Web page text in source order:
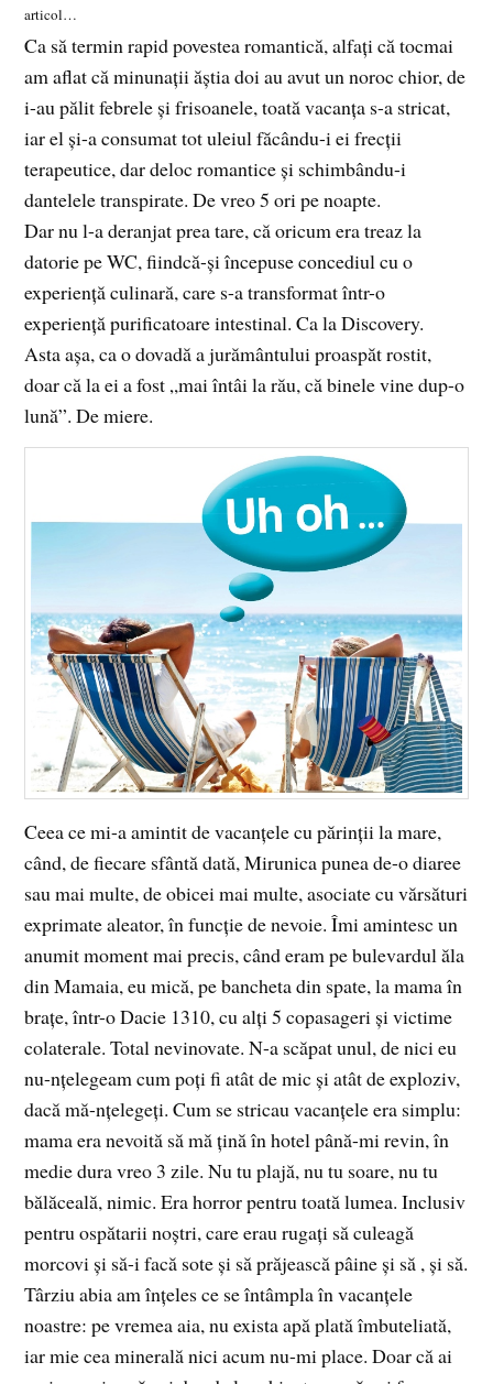
articol…
Ca să termin rapid povestea romantică, alfaţi că tocmai
am aflat că minunaţii ăştia doi au avut un noroc chior, de
i-au pălit febrele şi frisoanele, toată vacanţa s-a stricat,
iar el şi-a consumat tot uleiul făcându-i ei frecţii
terapeutice, dar deloc romantice şi schimbându-i
dantelele transpirate. De vreo 5 ori pe noapte.
Dar nu l-a deranjat prea tare, că oricum era treaz la
datorie pe WC, fiindcă-şi începuse concediul cu o
experienţă culinară, care s-a transformat într-o
experienţă purificatoare intestinal. Ca la Discovery.
Asta aşa, ca o dovadă a jurământului proaspăt rostit,
doar că la ei a fost „mai întâi la rău, că binele vine dup-o
lună”. De miere.
Ceea ce mi-a amintit de vacanţele cu părinţii la mare,
când, de fiecare sfântă dată, Mirunica punea de-o diaree
sau mai multe, de obicei mai multe, asociate cu vărsături
exprimate aleator, în funcţie de nevoie. Îmi amintesc un
anumit moment mai precis, când eram pe bulevardul ăla
din Mamaia, eu mică, pe bancheta din spate, la mama în
braţe, într-o Dacie 1310, cu alţi 5 copasageri şi victime
colaterale. Total nevinovate. N-a scăpat unul, de nici eu
nu-nţelegeam cum poţi fi atât de mic şi atât de exploziv,
dacă mă-nţelegeţi. Cum se stricau vacanţele era simplu:
mama era nevoită să mă ţină în hotel până-mi revin, în
medie dura vreo 3 zile. Nu tu plajă, nu tu soare, nu tu
bălăceală, nimic. Era horror pentru toată lumea. Inclusiv
pentru ospătarii noştri, care erau rugaţi să culeagă
morcovi şi să-i facă sote şi să prăjească pâine şi să , şi să.
Târziu abia am înţeles ce se întâmpla în vacanţele
noastre: pe vremea aia, nu exista apă plată îmbuteliată,
iar mie cea minerală nici acum nu-mi place. Doar că ai